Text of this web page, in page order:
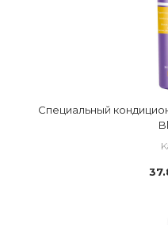
Специальный